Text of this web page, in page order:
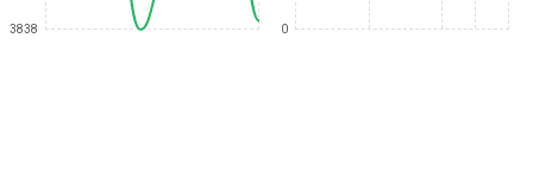
3838 0